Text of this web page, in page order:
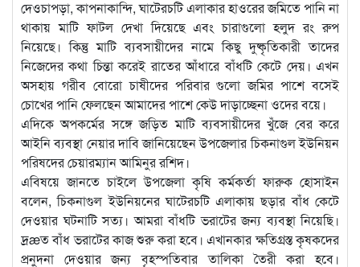
দেওচাপড়া, কাপনাকান্দি, ঘাটেরচটি এলাকার হাওরের জমিতে পানি না
থাকায় মাটি ফাটল দেখা দিয়েছে এবং চারাগুলো হলুদ রং রুপ
নিয়েছে। কিন্তু মাটি ব্যবসায়ীদের নামে কিছু দুষ্কৃতিকারী তাদের
নিজেদের কথা চিন্তা করেই রাতের আঁধারে বাঁধটি কেটে দেয়। এখন
অসহায় গরীব বোরো চাষীদের পরিবার গুলো জমির পাশে বসেই
চোখের পানি ফেলছেন আমাদের পাশে কেউ দাড়াচ্ছেনা ওদের বয়ে।
এদিকে অপকর্মের সঙ্গে জড়িত মাটি ব্যবসায়ীদের খুঁজে বের করে
আইনি ব্যবস্থা নেয়ার দাবি জানিয়েছেন উপজেলার চিকনাগুল ইউনিয়ন
পরিষদের চেয়ারম্যান আমিনুর রশিদ।
এবিষয়ে জানতে চাইলে উপজেলা কৃষি কর্মকর্তা ফারুক হোসাইন
বলেন, চিকনাগুল ইউনিয়নের ঘাটেরচটি এলাকায় ছড়ার বাঁধ কেটে
দেওয়ার ঘটনাটি সত্য। আমরা বাঁধটি ভরাটের জন্য ব্যবস্থা নিয়েছি।
দ্রæত বাঁধ ভরাটের কাজ শুরু করা হবে। এখানকার ক্ষতিগ্রস্ত কৃষকদের
প্রনুদনা দেওয়ার জন্য বৃহস্পতিবার তালিকা তৈরী করা হবে।